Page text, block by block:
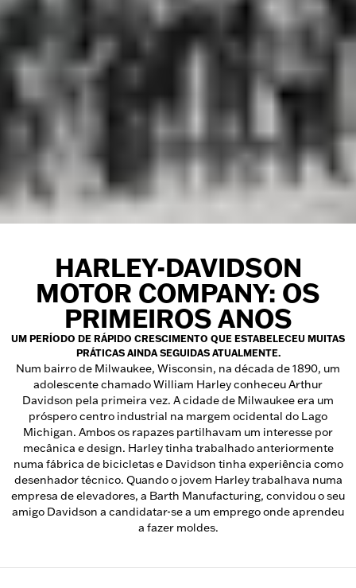
HARLEY-DAVIDSON
MOTOR COMPANY: OS
PRIMEIROS ANOS
UM PERÍODO DE RÁPIDO CRESCIMENTO QUE ESTABELECEU MUITAS
PRÁTICAS AINDA SEGUIDAS ATUALMENTE.
Num bairro de Milwaukee, Wisconsin, na década de 1890, um
adolescente chamado William Harley conheceu Arthur
Davidson pela primeira vez. A cidade de Milwaukee era um
próspero centro industrial na margem ocidental do Lago
Michigan. Ambos os rapazes partilhavam um interesse por
mecânica e design. Harley tinha trabalhado anteriormente
numa fábrica de bicicletas e Davidson tinha experiência como
desenhador técnico. Quando o jovem Harley trabalhava numa
empresa de elevadores, a Barth Manufacturing, convidou o seu
amigo Davidson a candidatar-se a um emprego onde aprendeu
a fazer moldes.